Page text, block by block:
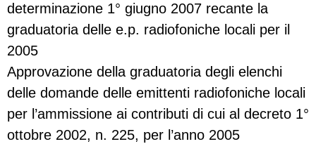
determinazione 1° giugno 2007 recante la
graduatoria delle e.p. radiofoniche locali per il
2005
Approvazione della graduatoria degli elenchi
delle domande delle emittenti radiofoniche locali
per l’ammissione ai contributi di cui al decreto 1°
ottobre 2002, n. 225, per l’anno 2005